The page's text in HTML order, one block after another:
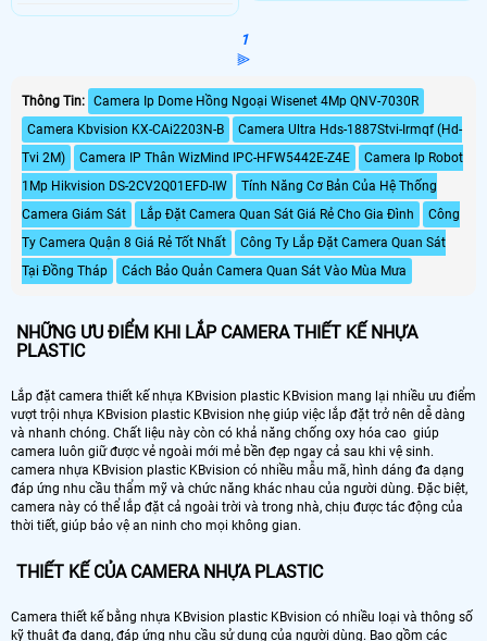
1
⫸
Thông Tin: Camera Ip Dome Hồng Ngoại Wisenet 4Mp QNV-7030R
Camera Kbvision KX-CAi2203N-B
Camera Ultra Hds-1887Stvi-Irmqf (Hd-
Tvi 2M)
Camera IP Thân WizMind IPC-HFW5442E-Z4E
Camera Ip Robot
1Mp Hikvision DS-2CV2Q01EFD-IW
Tính Năng Cơ Bản Của Hệ Thống
Camera Giám Sát
Lắp Đặt Camera Quan Sát Giá Rẻ Cho Gia Đình
Công
Ty Camera Quận 8 Giá Rẻ Tốt Nhất
Công Ty Lắp Đặt Camera Quan Sát
Tại Đồng Tháp
Cách Bảo Quản Camera Quan Sát Vào Mùa Mưa
NHỮNG ƯU ĐIỂM KHI LẮP CAMERA THIẾT KẾ NHỰA
PLASTIC
Lắp đặt camera thiết kế nhựa KBvision plastic KBvision mang lại nhiều ưu điểm
vượt trội nhựa KBvision plastic KBvision nhẹ giúp việc lắp đặt trở nên dễ dàng
và nhanh chóng. Chất liệu này còn có khả năng chống oxy hóa cao giúp
camera luôn giữ được vẻ ngoài mới mẻ bền đẹp ngay cả sau khi vệ sinh.
camera nhựa KBvision plastic KBvision có nhiều mẫu mã, hình dáng đa dạng
đáp ứng nhu cầu thẩm mỹ và chức năng khác nhau của người dùng. Đặc biệt,
camera này có thể lắp đặt cả ngoài trời và trong nhà, chịu được tác động của
thời tiết, giúp bảo vệ an ninh cho mọi không gian.
THIẾT KẾ CỦA CAMERA NHỰA PLASTIC
Camera thiết kế bằng nhựa KBvision plastic KBvision có nhiều loại và thông số
kỹ thuật đa dạng, đáp ứng nhu cầu sử dụng của người dùng. Bao gồm các